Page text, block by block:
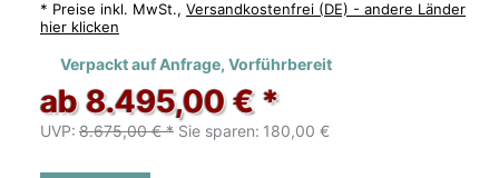
* Preise inkl. MwSt., Versandkostenfrei (DE) - andere Länder
hier klicken
Verpackt auf Anfrage, Vorführbereit
ab 8.495,00 € *
UVP: 8.675,00 € * Sie sparen: 180,00 €